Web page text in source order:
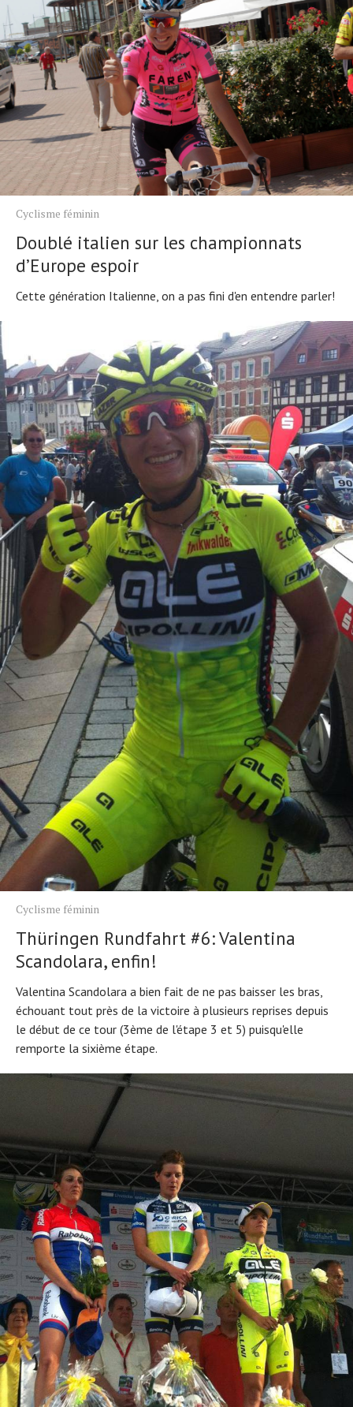
Cyclisme féminin
Doublé italien sur les championnats
d’Europe espoir
Cette génération Italienne, on a pas fini d'en entendre parler!
Cyclisme féminin
Thüringen Rundfahrt #6: Valentina
Scandolara, enfin!
Valentina Scandolara a bien fait de ne pas baisser les bras,
échouant tout près de la victoire à plusieurs reprises depuis
le début de ce tour (3ème de l'étape 3 et 5) puisqu'elle
remporte la sixième étape.
Actualités
Technologies
Tests de produits
Conseils
Tendances
Tous nos articles
À propos